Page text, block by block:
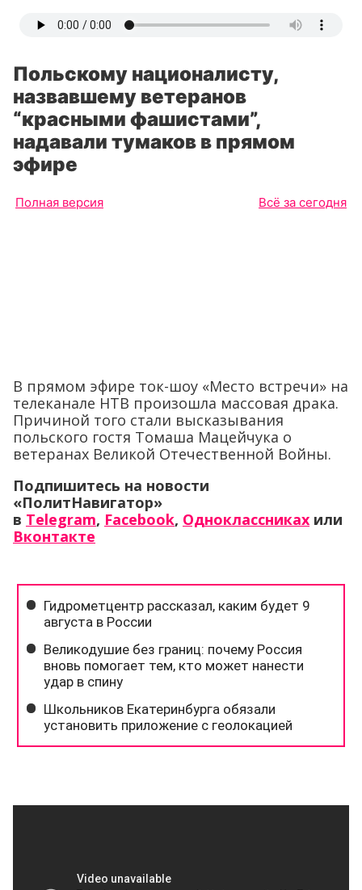
Польскому националисту,
назвавшему ветеранов
“красными фашистами”,
надавали тумаков в прямом
эфире
Полная версия Всё за сегодня
В прямом эфире ток-шоу «Место встречи» на
телеканале НТВ произошла массовая драка.
Причиной того стали высказывания
польского гостя Томаша Мацейчука о
ветеранах Великой Отечественной Войны.
Подпишитесь на новости
«ПолитНавигатор»
в Telegram, Facebook, Одноклассниках или
Вконтакте